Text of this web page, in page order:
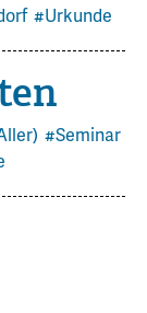
#Urkunde
#Seminar